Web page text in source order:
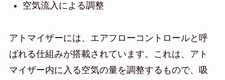
空気流入による調整
アトマイザーには、エアフローコントロールと呼
ばれる仕組みが搭載されています。これは、アト
マイザー内に入る空気の量を調整するもので、吸